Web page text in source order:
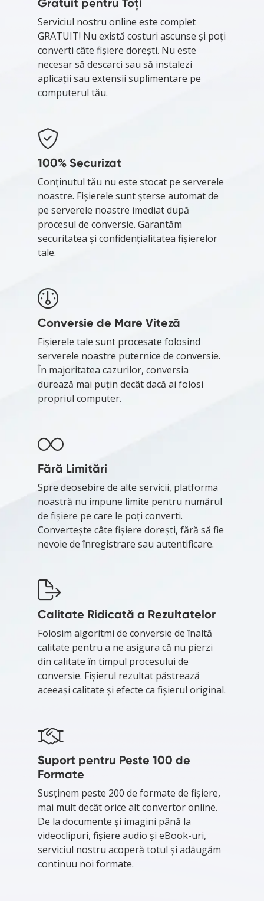
Serviciul nostru online este complet
GRATUIT! Nu există costuri ascunse și poți
converti câte fișiere dorești. Nu este
necesar să descarci sau să instalezi
aplicații sau extensii suplimentare pe
computerul tău.
100% Securizat
Conținutul tău nu este stocat pe serverele
noastre. Fișierele sunt șterse automat de
pe serverele noastre imediat după
procesul de conversie. Garantăm
securitatea și confidențialitatea fișierelor
tale.
Conversie de Mare Viteză
Fișierele tale sunt procesate folosind
serverele noastre puternice de conversie.
În majoritatea cazurilor, conversia
durează mai puțin decât dacă ai folosi
propriul computer.
Fără Limitări
Spre deosebire de alte servicii, platforma
noastră nu impune limite pentru numărul
de fișiere pe care le poți converti.
Convertește câte fișiere dorești, fără să fie
nevoie de înregistrare sau autentificare.
Calitate Ridicată a Rezultatelor
Folosim algoritmi de conversie de înaltă
calitate pentru a ne asigura că nu pierzi
din calitate în timpul procesului de
conversie. Fișierul rezultat păstrează
aceeași calitate și efecte ca fișierul original.
Suport pentru Peste 100 de
Formate
Susținem peste 200 de formate de fișiere,
mai mult decât orice alt convertor online.
De la documente și imagini până la
videoclipuri, fișiere audio și eBook-uri,
serviciul nostru acoperă totul și adăugăm
continuu noi formate.